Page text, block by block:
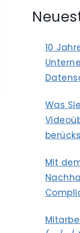
10
Was
Mit